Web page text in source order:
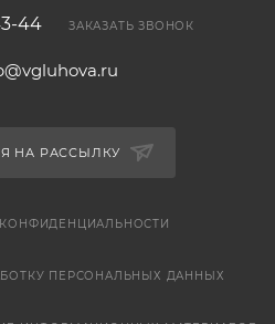
44 ЗАКАЗАТЬ ЗВОНОК
НА РАССЫЛКУ
ПЕРСОНАЛЬНЫХ ДАННЫХ